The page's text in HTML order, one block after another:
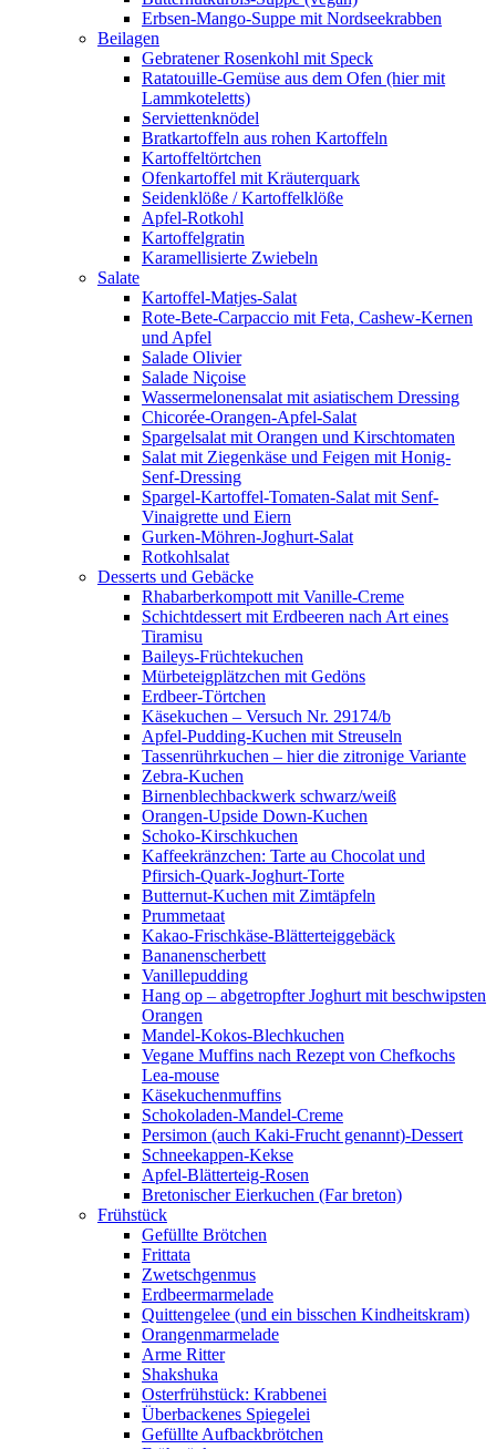
Erbsen-Mango-Suppe mit Nordseekrabben
Beilagen
Gebratener Rosenkohl mit Speck
Ratatouille-Gemüse aus dem Ofen (hier mit
Lammkoteletts)
Serviettenknödel
Bratkartoffeln aus rohen Kartoffeln
Kartoffeltörtchen
Ofenkartoffel mit Kräuterquark
Seidenklöße / Kartoffelklöße
Apfel-Rotkohl
Kartoffelgratin
Karamellisierte Zwiebeln
Salate
Kartoffel-Matjes-Salat
Rote-Bete-Carpaccio mit Feta, Cashew-Kernen
und Apfel
Salade Olivier
Salade Niçoise
Wassermelonensalat mit asiatischem Dressing
Chicorée-Orangen-Apfel-Salat
Spargelsalat mit Orangen und Kirschtomaten
Salat mit Ziegenkäse und Feigen mit Honig-
Senf-Dressing
Spargel-Kartoffel-Tomaten-Salat mit Senf-
Vinaigrette und Eiern
Gurken-Möhren-Joghurt-Salat
Rotkohlsalat
Desserts und Gebäcke
Rhabarberkompott mit Vanille-Creme
Schichtdessert mit Erdbeeren nach Art eines
Tiramisu
Baileys-Früchtekuchen
Mürbeteigplätzchen mit Gedöns
Erdbeer-Törtchen
Käsekuchen – Versuch Nr. 29174/b
Apfel-Pudding-Kuchen mit Streuseln
Tassenrührkuchen – hier die zitronige Variante
Zebra-Kuchen
Birnenblechbackwerk schwarz/weiß
Orangen-Upside Down-Kuchen
Schoko-Kirschkuchen
Kaffeekränzchen: Tarte au Chocolat und
Pfirsich-Quark-Joghurt-Torte
Butternut-Kuchen mit Zimtäpfeln
Prummetaat
Kakao-Frischkäse-Blätterteiggebäck
Bananenscherbett
Vanillepudding
Hang op – abgetropfter Joghurt mit beschwipsten
Orangen
Mandel-Kokos-Blechkuchen
Vegane Muffins nach Rezept von Chefkochs
Lea-mouse
Käsekuchenmuffins
Schokoladen-Mandel-Creme
Persimon (auch Kaki-Frucht genannt)-Dessert
Schneekappen-Kekse
Apfel-Blätterteig-Rosen
Bretonischer Eierkuchen (Far breton)
Frühstück
Gefüllte Brötchen
Frittata
Zwetschgenmus
Erdbeermarmelade
Quittengelee (und ein bisschen Kindheitskram)
Orangenmarmelade
Arme Ritter
Shakshuka
Osterfrühstück: Krabbenei
Überbackenes Spiegelei
Gefüllte Aufbackbrötchen